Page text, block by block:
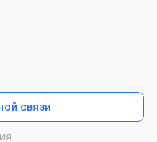
связи